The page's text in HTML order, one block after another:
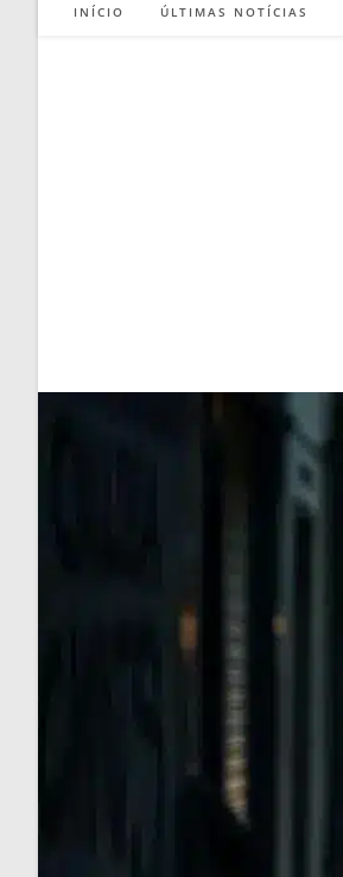
INÍCIO ÚLTIMAS NOTÍCIAS